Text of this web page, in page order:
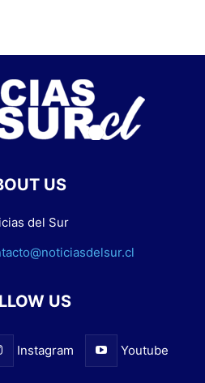
US
del Sur
US
Instagram Youtube